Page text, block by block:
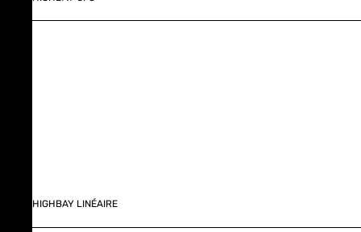
HIGHBAY LINÉAIRE